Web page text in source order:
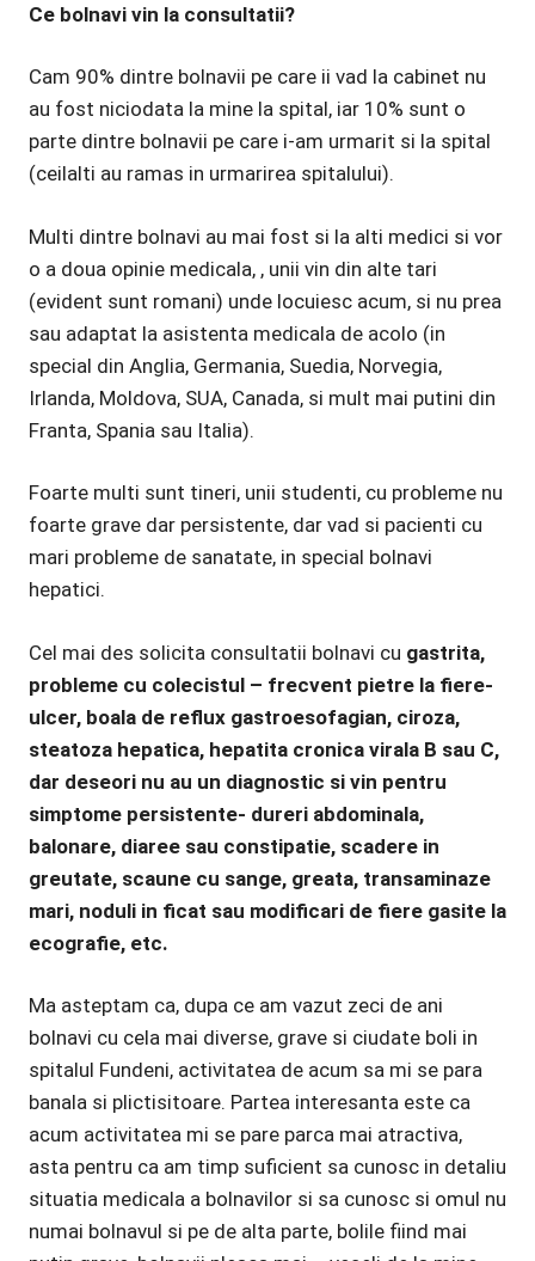
Ce bolnavi vin la consultatii?
Cam 90% dintre bolnavii pe care ii vad la cabinet nu
au fost niciodata la mine la spital, iar 10% sunt o
parte dintre bolnavii pe care i-am urmarit si la spital
(ceilalti au ramas in urmarirea spitalului).
Multi dintre bolnavi au mai fost si la alti medici si vor
o a doua opinie medicala, , unii vin din alte tari
(evident sunt romani) unde locuiesc acum, si nu prea
sau adaptat la asistenta medicala de acolo (in
special din Anglia, Germania, Suedia, Norvegia,
Irlanda, Moldova, SUA, Canada, si mult mai putini din
Franta, Spania sau Italia).
Foarte multi sunt tineri, unii studenti, cu probleme nu
foarte grave dar persistente, dar vad si pacienti cu
mari probleme de sanatate, in special bolnavi
hepatici.
Cel mai des solicita consultatii bolnavi cu gastrita,
probleme cu colecistul – frecvent pietre la fiere-
ulcer, boala de reflux gastroesofagian, ciroza,
steatoza hepatica, hepatita cronica virala B sau C,
dar deseori nu au un diagnostic si vin pentru
simptome persistente- dureri abdominala,
balonare, diaree sau constipatie, scadere in
greutate, scaune cu sange, greata, transaminaze
mari, noduli in ficat sau modificari de fiere gasite la
ecografie, etc.
Ma asteptam ca, dupa ce am vazut zeci de ani
bolnavi cu cela mai diverse, grave si ciudate boli in
spitalul Fundeni, activitatea de acum sa mi se para
banala si plictisitoare. Partea interesanta este ca
acum activitatea mi se pare parca mai atractiva,
asta pentru ca am timp suficient sa cunosc in detaliu
situatia medicala a bolnavilor si sa cunosc si omul nu
numai bolnavul si pe de alta parte, bolile fiind mai